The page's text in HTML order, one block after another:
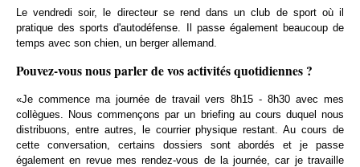
Le vendredi soir, le directeur se rend dans un club de sport où il
pratique des sports d'autodéfense. Il passe également beaucoup de
temps avec son chien, un berger allemand.
Pouvez-vous nous parler de vos activités quotidiennes ?
«Je commence ma journée de travail vers 8h15 - 8h30 avec mes
collègues. Nous commençons par un briefing au cours duquel nous
distribuons, entre autres, le courrier physique restant. Au cours de
cette conversation, certains dossiers sont abordés et je passe
également en revue mes rendez-vous de la journée, car je travaille